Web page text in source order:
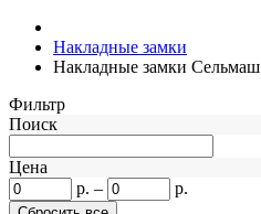
Накладные замки
Накладные замки Сельмаш
Фильтр
Поиск
Цена
р. – р.